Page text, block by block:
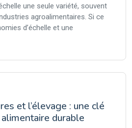
une seule variété, souvent
agroalimentaires. Si ce
d’échelle et une
et l’élevage : une clé
durable